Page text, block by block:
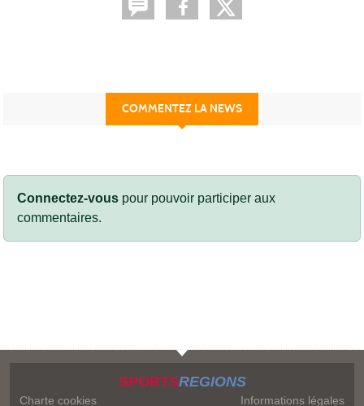
COMMENTEZ LA NEWS
Connectez-vous pour pouvoir participer aux
commentaires.
SPORTSREGIONS
Charte cookies Informations légales